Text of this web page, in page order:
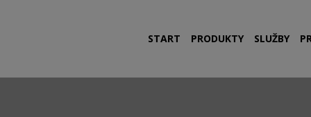
START PRODUKTY SLUŽBY